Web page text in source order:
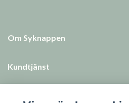
Om Syknappen
Kundtjänst